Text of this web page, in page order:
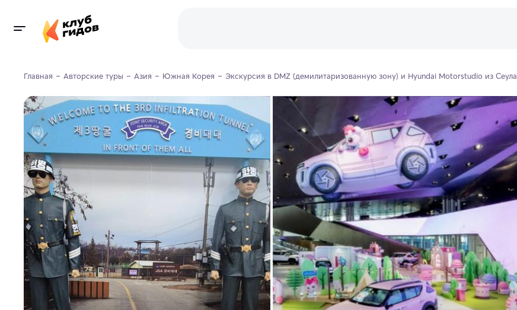
Главная Авторские туры Азия Южная Корея Экскурсия в DMZ (демилитаризованную зону) и Hyundai Motorstudio из Сеула